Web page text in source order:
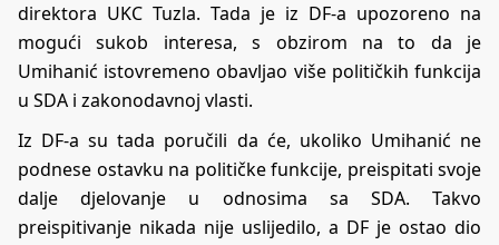
direktora UKC Tuzla. Tada je iz DF-a upozoreno na
mogući sukob interesa, s obzirom na to da je
Umihanić istovremeno obavljao više političkih funkcija
u SDA i zakonodavnoj vlasti.
Iz DF-a su tada poručili da će, ukoliko Umihanić ne
podnese ostavku na političke funkcije, preispitati svoje
dalje djelovanje u odnosima sa SDA. Takvo
preispitivanje nikada nije uslijedilo, a DF je ostao dio